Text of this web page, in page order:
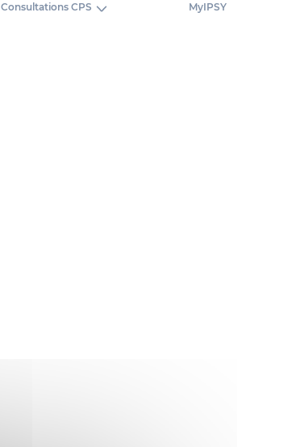
Consultations CPS MyIPSY